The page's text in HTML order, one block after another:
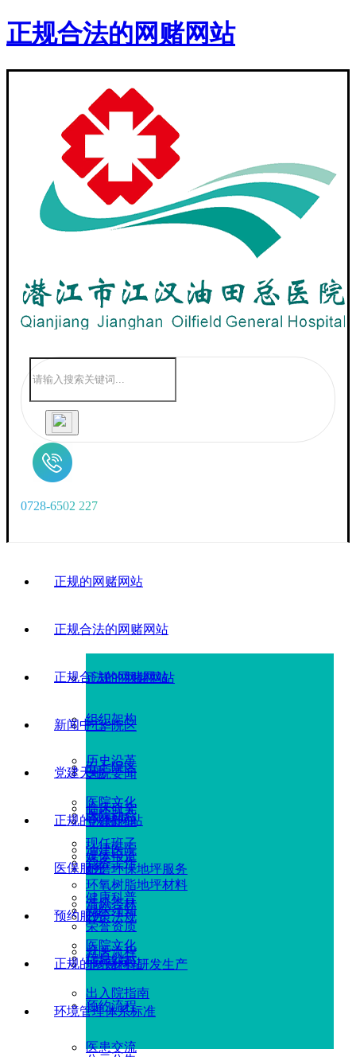
正规合法的网赌网站
0728-6502 227
正规的网赌网站
正规合法的网赌网站
正规的网赌网站
组织架构
历史沿革
医院文化
现任班子
环氧树脂地坪材料
荣誉资质
正规合法的网赌网站
广华院区
五七院区
临床研究
油建医院
新闻中心
医院要闻
医院动态
媒体报道
健康科普
党建天地
党建新闻
党务工作
清风杏林
医院文化
正规的网赌网站
耐磨环保地坪服务
就医须知
就医流程
出入院指南
医保服务
政策法规
信息公示
预约服务
地坪材料研发生产
预约流程
医患交流
正规的网赌网站
环境管理体系标准